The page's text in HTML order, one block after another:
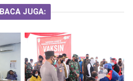
BACA JUGA: